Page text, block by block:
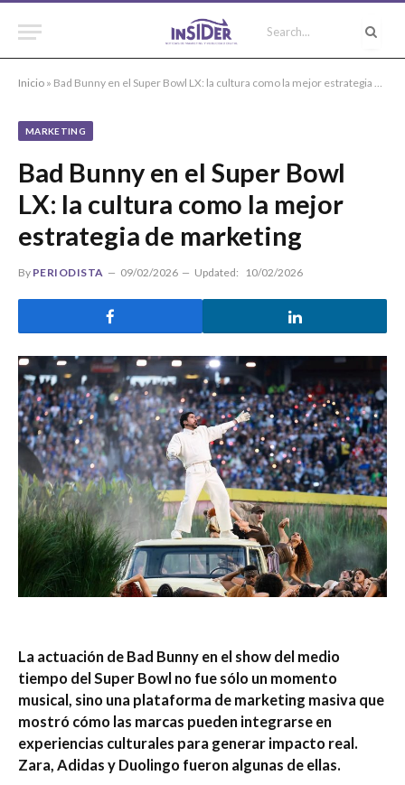
Inicio » Bad Bunny en el Super Bowl LX: la cultura como la mejor estrategia de marketing
MARKETING
Bad Bunny en el Super Bowl
LX: la cultura como la mejor
estrategia de marketing
By PERIODISTA 09/02/2026 Updated: 10/02/2026
La actuación de Bad Bunny en el show del medio
tiempo del Super Bowl no fue sólo un momento
musical, sino una plataforma de marketing masiva que
mostró cómo las marcas pueden integrarse en
experiencias culturales para generar impacto real.
Zara, Adidas y Duolingo fueron algunas de ellas.